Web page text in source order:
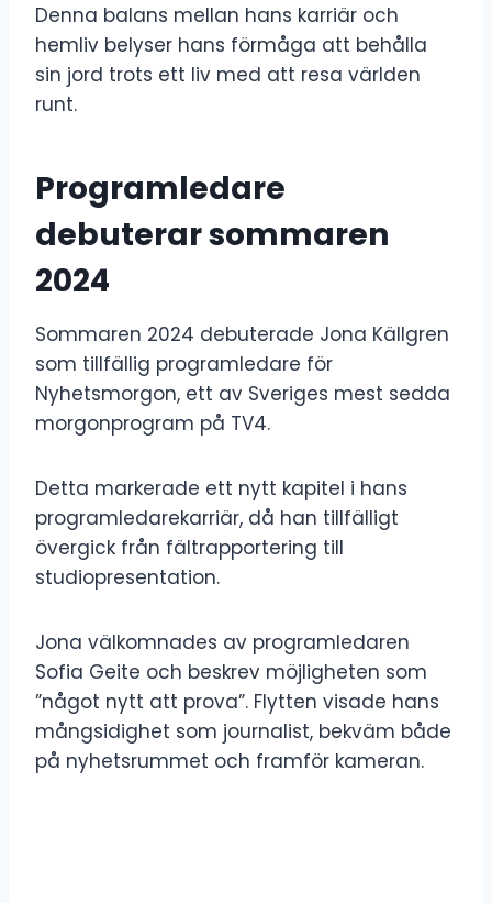
Denna balans mellan hans karriär och
hemliv belyser hans förmåga att behålla
sin jord trots ett liv med att resa världen
runt.
Programledare
debuterar sommaren
2024
Sommaren 2024 debuterade Jona Källgren
som tillfällig programledare för
Nyhetsmorgon, ett av Sveriges mest sedda
morgonprogram på TV4.
Detta markerade ett nytt kapitel i hans
programledarekarriär, då han tillfälligt
övergick från fältrapportering till
studiopresentation.
Jona välkomnades av programledaren
Sofia Geite och beskrev möjligheten som
”något nytt att prova”. Flytten visade hans
mångsidighet som journalist, bekväm både
på nyhetsrummet och framför kameran.